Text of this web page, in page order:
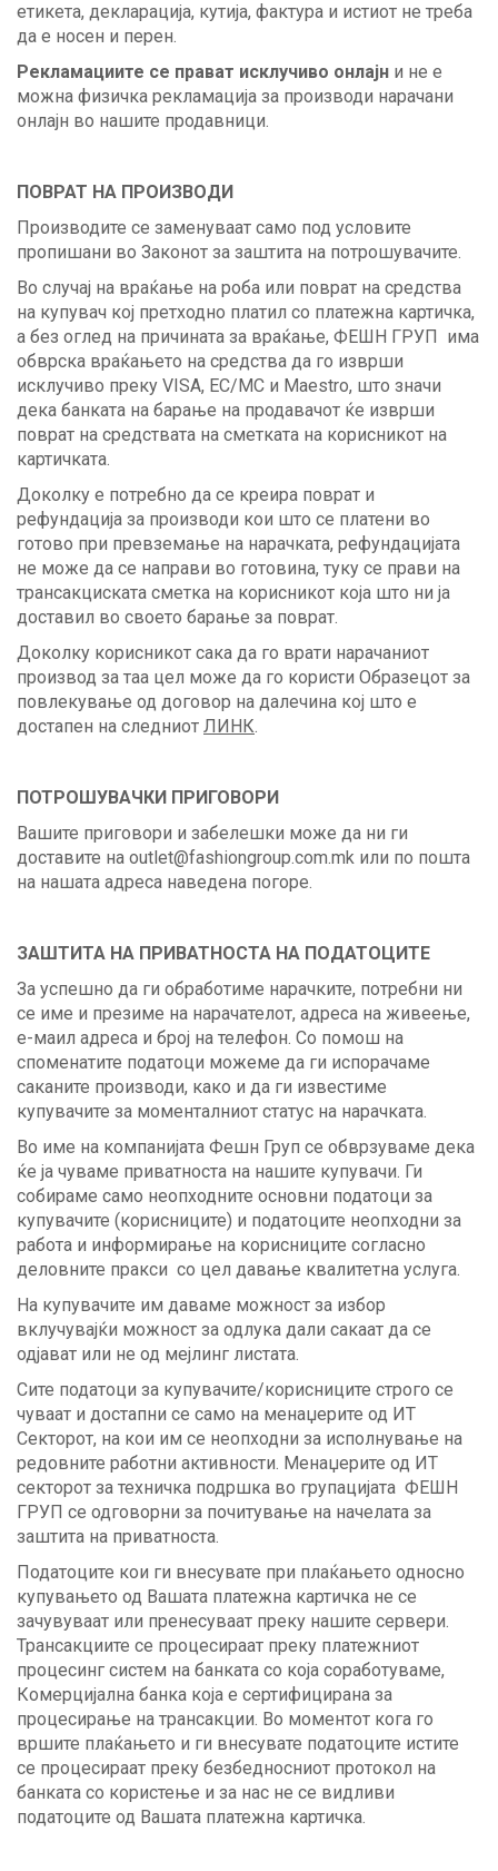
етикета, декларација, кутија, фактура и истиот не треба
да е носен и перен.
Рекламациите се прават исклучиво онлајн и не е
можна физичка рекламација за производи нарачани
онлајн во нашите продавници.
ПОВРАТ НА ПРОИЗВОДИ
Производите се заменуваат само под условите
пропишани во Законот за заштита на потрошувачите.
Во случај на враќање на роба или поврат на средства
на купувач кој претходно платил со платежна картичка,
а без оглед на причината за враќање, ФЕШН ГРУП има
обврска враќањето на средства да го изврши
исклучиво преку VISA, EC/MC и Maestro, што значи
дека банката на барање на продавачот ќе изврши
поврат на средствата на сметката на корисникот на
картичката.
Доколку е потребно да се креира поврат и
рефундација за производи кои што се платени во
готово при превземање на нарачката, рефундацијата
не може да се направи во готовина, туку се прави на
трансакциската сметка на корисникот која што ни ја
доставил во своето барање за поврат.
Доколку корисникот сака да го врати нарачаниот
производ за таа цел може да го користи Образецот за
повлекување од договор на далечина кој што е
достапен на следниот ЛИНК.
ПОТРОШУВАЧКИ ПРИГОВОРИ
Вашите приговори и забелешки може да ни ги
доставите на outlet@fashiongroup.com.mk или по пошта
на нашата адреса наведена погоре.
ЗАШТИТА НА ПРИВАТНОСТА НА ПОДАТОЦИТЕ
За успешно да ги обработиме нарачките, потребни ни
се име и презиме на нарачателот, адреса на живеење,
е-маил адреса и број на телефон. Со помош на
споменатите податоци можеме да ги испорачаме
саканите производи, како и да ги известиме
купувачите за моменталниот статус на нарачката.
Во име на компанијата Фешн Груп се обврзуваме дека
ќе ја чуваме приватноста на нашите купувачи. Ги
собираме само неопходните основни податоци за
купувачите (корисниците) и податоците неопходни за
работа и информирање на корисниците согласно
деловните пракси со цел давање квалитетна услуга.
На купувачите им даваме можност за избор
вклучувајќи можност за одлука дали сакаат да се
одјават или не од мejлинг листата.
Сите податоци за купувачите/корисниците строго се
чуваат и достапни се само на менаџерите од ИТ
Секторот, на кои им се неопходни за исполнување на
редовните работни активности. Менаџерите од ИТ
секторот за техничка подршка во групацијата ФЕШН
ГРУП се одговорни за почитување на начелата за
заштита на приватноста.
Податоците кои ги внесувате при плаќањето односно
купувањето од Вашата платежна картичка не се
зачувуваат или пренесуваат преку нашите сервери.
Трансакциите се процесираат преку платежниот
процесинг систем на банката со која соработуваме,
Комерцијална банка која е сертифицирана за
процесирање на трансакции. Во моментот кога го
вршите плаќањето и ги внесувате податоците истите
се процесираат преку безбедносниот протокол на
банката со користење и за нас не се видливи
податоците од Вашата платежна картичка.